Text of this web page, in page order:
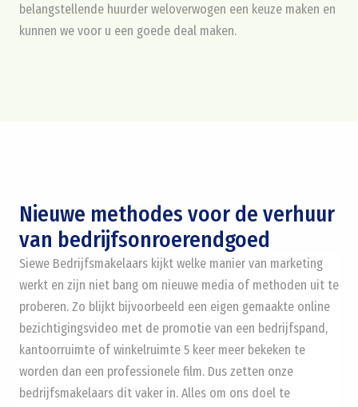
belangstellende huurder weloverwogen een keuze maken en
kunnen we voor u een goede deal maken.
Nieuwe methodes voor de verhuur
van bedrijfsonroerendgoed
Siewe Bedrijfsmakelaars kijkt welke manier van marketing
werkt en zijn niet bang om nieuwe media of methoden uit te
proberen. Zo blijkt bijvoorbeeld een eigen gemaakte online
bezichtigingsvideo met de promotie van een bedrijfspand,
kantoorruimte of winkelruimte 5 keer meer bekeken te
worden dan een professionele film. Dus zetten onze
bedrijfsmakelaars dit vaker in. Alles om ons doel te